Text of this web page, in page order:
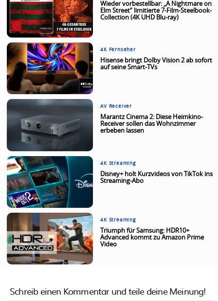
Wieder vorbestellbar: „A Nightmare on
Elm Street“ limitierte 7-Film-Steelbook-
Collection (4K UHD Blu-ray)
4K Fernseher
Hisense bringt Dolby Vision 2 ab sofort
auf seine Smart-TVs
AV Receiver
Marantz Cinema 2: Diese Heimkino-
Receiver sollen das Wohnzimmer
erbeben lassen
4K Streaming
Disney+ holt Kurzvideos von TikTok ins
Streaming-Abo
4K Streaming
Triumph für Samsung: HDR10+
Advanced kommt zu Amazon Prime
Video
Schreib einen Kommentar und teile deine Meinung!